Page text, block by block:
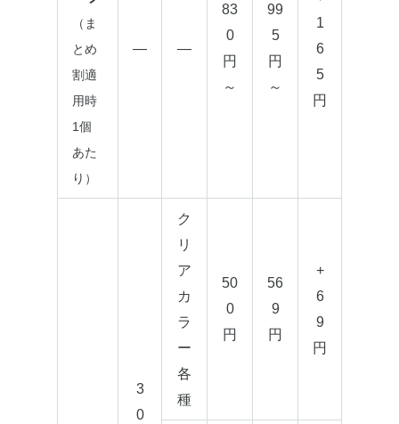
（ま
とめ
割適
用時
1個
あた
り）
— —
83
0
円
～
99
5
円
～
1
6
5
円
3
0
ク
リ
ア
カ
ラ
ー
各
種
50
0
円
56
9
円
+
6
9
円